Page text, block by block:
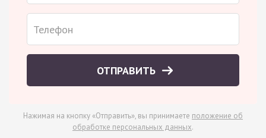
ОТПРАВИТЬ
Нажимая на кнопку «Отправить», вы принимаете положение об
обработке персональных данных.